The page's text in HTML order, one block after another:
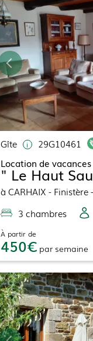
Gîte
29G10461
Location de vacances
" Le Haut
à CARHAIX - Finistère
3 chambres
À partir de
450 par semaine